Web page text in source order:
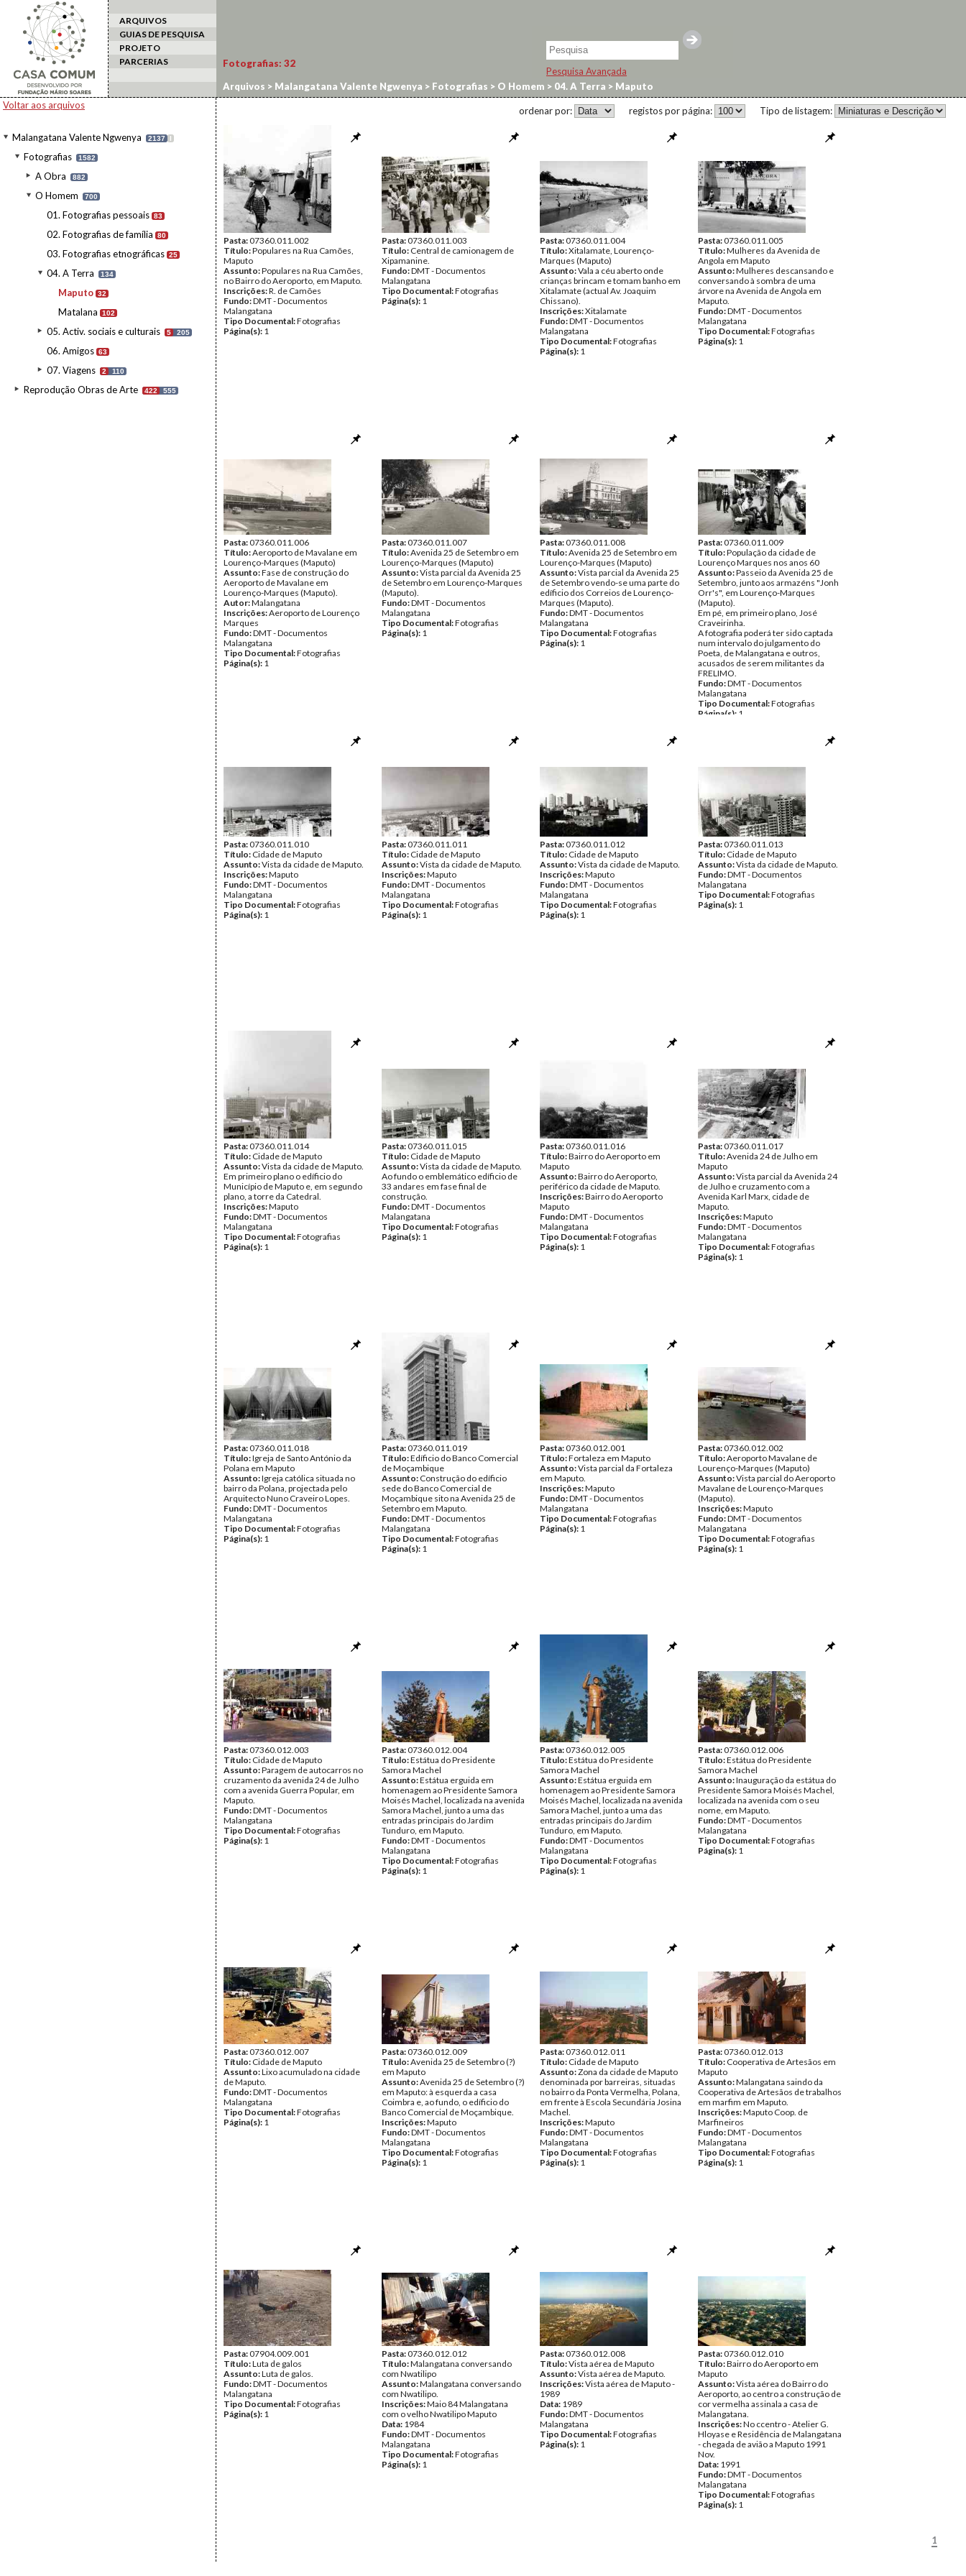
ARQUIVOS
GUIAS DE PESQUISA
PROJETO
PARCERIAS
Pesquisa Avançada
Voltar aos arquivos
Malangatana Valente Ngwenya 2137 I
Fotografias 1582
A Obra 882
O Homem 700
01. Fotografias pessoais 83
02. Fotografias de família 80
03. Fotografias etnográficas 25
04. A Terra 134
Maputo 32
Matalana 102
05. Activ. sociais e culturais 5 205
06. Amigos 63
07. Viagens 2 110
Reprodução Obras de Arte 422 555
Fotografias: 32
Arquivos > Malangatana Valente Ngwenya > Fotografias > O Homem > 04. A Terra > Maputo
Tipo de listagem:
registos por página:
ordenar por:
Pasta:07360.011.002
Título:Populares na Rua Camões,
Maputo
Assunto:Populares na Rua Camões,
no Bairro do Aeroporto, em Maputo.
Inscrições:R. de Camões
Fundo:DMT - Documentos
Malangatana
Tipo Documental:Fotografias
Página(s): 1
Pasta:07360.011.003
Título: Central de camionagem de
Xipamanine.
Fundo:DMT - Documentos
Malangatana
Tipo Documental:Fotografias
Página(s): 1
Pasta:07360.011.004
Título:Xitalamate, Lourenço-
Marques (Maputo)
Assunto:Vala a céu aberto onde
crianças brincam e tomam banho em
Xitalamate (actual Av. Joaquim
Chissano).
Inscrições:Xitalamate
Fundo:DMT - Documentos
Malangatana
Tipo Documental:Fotografias
Página(s): 1
Pasta:07360.011.005
Título:Mulheres da Avenida de
Angola em Maputo
Assunto:Mulheres descansando e
conversando à sombra de uma
árvore na Avenida de Angola em
Maputo.
Fundo:DMT - Documentos
Malangatana
Tipo Documental:Fotografias
Página(s): 1
Pasta:07360.011.006
Título:Aeroporto de Mavalane em
Lourenço-Marques (Maputo)
Assunto:Fase de construção do
Aeroporto de Mavalane em
Lourenço-Marques (Maputo).
Autor:Malangatana
Inscrições:Aeroporto de Lourenço
Marques
Fundo:DMT - Documentos
Malangatana
Tipo Documental:Fotografias
Página(s): 1
Pasta:07360.011.007
Título:Avenida 25 de Setembro em
Lourenço-Marques (Maputo)
Assunto:Vista parcial da Avenida 25
de Setembro em Lourenço-Marques
(Maputo).
Fundo:DMT - Documentos
Malangatana
Tipo Documental:Fotografias
Página(s): 1
Pasta:07360.011.008
Título:Avenida 25 de Setembro em
Lourenço-Marques (Maputo)
Assunto:Vista parcial da Avenida 25
de Setembro vendo-se uma parte do
edíficio dos Correios de Lourenço-
Marques (Maputo).
Fundo:DMT - Documentos
Malangatana
Tipo Documental:Fotografias
Página(s): 1
Pasta:07360.011.009
Título:População da cidade de
Lourenço Marques nos anos 60
Assunto:Passeio da Avenida 25 de
Setembro, junto aos armazéns "Jonh
Orr's", em Lourenço-Marques
(Maputo).
Em pé, em primeiro plano, José
Craveirinha.
A fotografia poderá ter sido captada
num intervalo do julgamento do
Poeta, de Malangatana e outros,
acusados de serem militantes da
FRELIMO.
Fundo:DMT - Documentos
Malangatana
Tipo Documental:Fotografias
Página(s): 1
Pasta:07360.011.010
Título: Cidade de Maputo
Assunto:Vista da cidade de Maputo.
Inscrições:Maputo
Fundo:DMT - Documentos
Malangatana
Tipo Documental:Fotografias
Página(s): 1
Pasta:07360.011.011
Título: Cidade de Maputo
Assunto:Vista da cidade de Maputo.
Inscrições:Maputo
Fundo:DMT - Documentos
Malangatana
Tipo Documental:Fotografias
Página(s): 1
Pasta:07360.011.012
Título: Cidade de Maputo
Assunto:Vista da cidade de Maputo.
Inscrições:Maputo
Fundo:DMT - Documentos
Malangatana
Tipo Documental:Fotografias
Página(s): 1
Pasta:07360.011.013
Título: Cidade de Maputo
Assunto:Vista da cidade de Maputo.
Fundo:DMT - Documentos
Malangatana
Tipo Documental:Fotografias
Página(s): 1
Pasta:07360.011.014
Título: Cidade de Maputo
Assunto:Vista da cidade de Maputo.
Em primeiro plano o edíficio do
Município de Maputo e, em segundo
plano, a torre da Catedral.
Inscrições:Maputo
Fundo:DMT - Documentos
Malangatana
Tipo Documental:Fotografias
Página(s): 1
Pasta:07360.011.015
Título: Cidade de Maputo
Assunto:Vista da cidade de Maputo.
Ao fundo o emblemático edíficio de
33 andares em fase final de
construção.
Fundo:DMT - Documentos
Malangatana
Tipo Documental:Fotografias
Página(s): 1
Pasta:07360.011.016
Título:Bairro do Aeroporto em
Maputo
Assunto:Bairro do Aeroporto,
periférico da cidade de Maputo.
Inscrições:Bairro do Aeroporto
Maputo
Fundo:DMT - Documentos
Malangatana
Tipo Documental:Fotografias
Página(s): 1
Pasta:07360.011.017
Título:Avenida 24 de Julho em
Maputo
Assunto:Vista parcial da Avenida 24
de Julho e cruzamento com a
Avenida Karl Marx, cidade de
Maputo.
Inscrições:Maputo
Fundo:DMT - Documentos
Malangatana
Tipo Documental:Fotografias
Página(s): 1
Pasta:07360.011.018
Título:Igreja de Santo António da
Polana em Maputo
Assunto:Igreja católica situada no
bairro da Polana, projectada pelo
Arquitecto Nuno Craveiro Lopes.
Fundo:DMT - Documentos
Malangatana
Tipo Documental:Fotografias
Página(s): 1
Pasta:07360.011.019
Título:Edíficio do Banco Comercial
de Moçambique
Assunto: Construção do edíficio
sede do Banco Comercial de
Moçambique sito na Avenida 25 de
Setembro em Maputo.
Fundo:DMT - Documentos
Malangatana
Tipo Documental:Fotografias
Página(s): 1
Pasta:07360.012.001
Título:Fortaleza em Maputo
Assunto:Vista parcial da Fortaleza
em Maputo.
Inscrições:Maputo
Fundo:DMT - Documentos
Malangatana
Tipo Documental:Fotografias
Página(s): 1
Pasta:07360.012.002
Título:Aeroporto Mavalane de
Lourenço-Marques (Maputo)
Assunto:Vista parcial do Aeroporto
Mavalane de Lourenço-Marques
(Maputo).
Inscrições:Maputo
Fundo:DMT - Documentos
Malangatana
Tipo Documental:Fotografias
Página(s): 1
Pasta:07360.012.003
Título: Cidade de Maputo
Assunto:Paragem de autocarros no
cruzamento da avenida 24 de Julho
com a avenida Guerra Popular, em
Maputo.
Fundo:DMT - Documentos
Malangatana
Tipo Documental:Fotografias
Página(s): 1
Pasta:07360.012.004
Título:Estátua do Presidente
Samora Machel
Assunto:Estátua erguida em
homenagem ao Presidente Samora
Moisés Machel, localizada na avenida
Samora Machel, junto a uma das
entradas principais do Jardim
Tunduro, em Maputo.
Fundo:DMT - Documentos
Malangatana
Tipo Documental:Fotografias
Página(s): 1
Pasta:07360.012.005
Título:Estátua do Presidente
Samora Machel
Assunto:Estátua erguida em
homenagem ao Presidente Samora
Moisés Machel, localizada na avenida
Samora Machel, junto a uma das
entradas principais do Jardim
Tunduro, em Maputo.
Fundo:DMT - Documentos
Malangatana
Tipo Documental:Fotografias
Página(s): 1
Pasta:07360.012.006
Título:Estátua do Presidente
Samora Machel
Assunto:Inauguração da estátua do
Presidente Samora Moisés Machel,
localizada na avenida com o seu
nome, em Maputo.
Fundo:DMT - Documentos
Malangatana
Tipo Documental:Fotografias
Página(s): 1
Pasta:07360.012.007
Título: Cidade de Maputo
Assunto:Lixo acumulado na cidade
de Maputo.
Fundo:DMT - Documentos
Malangatana
Tipo Documental:Fotografias
Página(s): 1
Pasta:07360.012.009
Título:Avenida 25 de Setembro (?)
em Maputo
Assunto:Avenida 25 de Setembro (?)
em Maputo: à esquerda a casa
Coimbra e, ao fundo, o edíficio do
Banco Comercial de Moçambique.
Inscrições:Maputo
Fundo:DMT - Documentos
Malangatana
Tipo Documental:Fotografias
Página(s): 1
Pasta:07360.012.011
Título: Cidade de Maputo
Assunto:Zona da cidade de Maputo
denominada por barreiras, situadas
no bairro da Ponta Vermelha, Polana,
em frente à Escola Secundária Josina
Machel.
Inscrições:Maputo
Fundo:DMT - Documentos
Malangatana
Tipo Documental:Fotografias
Página(s): 1
Pasta:07360.012.013
Título: Cooperativa de Artesãos em
Maputo
Assunto:Malangatana saindo da
Cooperativa de Artesãos de trabalhos
em marfim em Maputo.
Inscrições:Maputo Coop. de
Marfineiros
Fundo:DMT - Documentos
Malangatana
Tipo Documental:Fotografias
Página(s): 1
Pasta:07904.009.001
Título:Luta de galos
Assunto:Luta de galos.
Fundo:DMT - Documentos
Malangatana
Tipo Documental:Fotografias
Página(s): 1
Pasta:07360.012.012
Título:Malangatana conversando
com Nwatilipo
Assunto:Malangatana conversando
com Nwatilipo.
Inscrições:Maio 84 Malangatana
com o velho Nwatilipo Maputo
Data: 1984
Fundo:DMT - Documentos
Malangatana
Tipo Documental:Fotografias
Página(s): 1
Pasta:07360.012.008
Título:Vista aérea de Maputo
Assunto:Vista aérea de Maputo.
Inscrições:Vista aérea de Maputo -
1989
Data: 1989
Fundo:DMT - Documentos
Malangatana
Tipo Documental:Fotografias
Página(s): 1
Pasta:07360.012.010
Título:Bairro do Aeroporto em
Maputo
Assunto:Vista aérea do Bairro do
Aeroporto, ao centro a construção de
cor vermelha assinala a casa de
Malangatana.
Inscrições:No ccentro - Atelier G.
Hloyase e Residência de Malangatana
- chegada de avião a Maputo 1991
Nov.
Data: 1991
Fundo:DMT - Documentos
Malangatana
Tipo Documental:Fotografias
Página(s): 1
1